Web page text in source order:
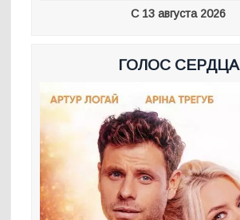
С 13 августа 2026
ГОЛОС СЕРДЦА